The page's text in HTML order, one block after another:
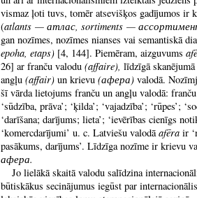
vismaz ļoti tuvs, tomēr atsevišķos gadījumos ir
(atlants — атлас, sortiments —
gan nozīmes, nozīmes nianses vai semantiskā
epoha, etaps) [4, 144]. Piemēram, aizguvums
26] ar franču valodu (affaire), līdzīgā
angļu (affair) un krievu (афера) valodā.
šī vārda lietojums franču un angļu valodā:
‘sūdzība, prāva’; ‘ķilda’; ‘vajadzība’; ‘rūpes’;
‘darīšana; darījums; lieta’; ‘ievērības cienīgs
‘komercdarījumi’ u. c. Latviešu valodāafēra ir
pasākums, darījums’. Līdzīga nozīme ir krievu
афера.
Jo lielākā skaitā valodu salīdzina
būtiskākus secinājumus iegūst par